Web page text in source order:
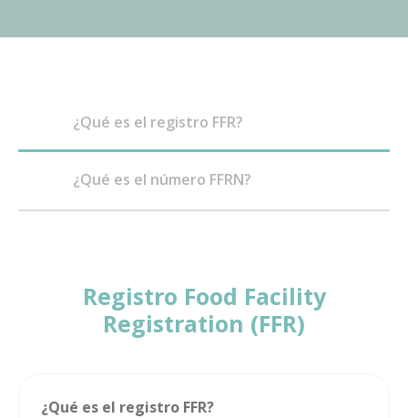
¿Qué es el registro FFR?
¿Qué es el número FFRN?
Registro Food Facility
Registration (FFR)
¿Qué es el registro FFR?